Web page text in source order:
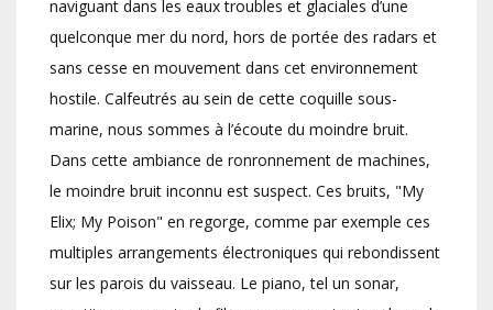
naviguant dans les eaux troubles et glaciales d’une
quelconque mer du nord, hors de portée des radars et
sans cesse en mouvement dans cet environnement
hostile. Calfeutrés au sein de cette coquille sous-
marine, nous sommes à l’écoute du moindre bruit.
Dans cette ambiance de ronronnement de machines,
le moindre bruit inconnu est suspect. Ces bruits, "My
Elix; My Poison" en regorge, comme par exemple ces
multiples arrangements électroniques qui rebondissent
sur les parois du vaisseau. Le piano, tel un sonar,